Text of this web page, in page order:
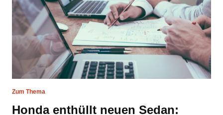
Zum Thema
Honda enthüllt neuen Sedan: